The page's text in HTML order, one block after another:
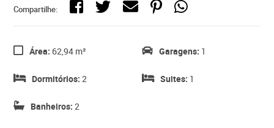
Compartilhe:
Área: 62,94 m²
Dormitórios: 2
Banheiros: 2
Garagens: 1
Suites: 1